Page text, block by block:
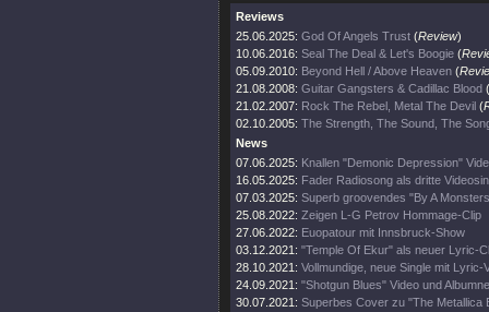
Reviews
25.06.2025: God Of Angels Trust (Review)
10.06.2016: Seal The Deal & Let's Boogie (
05.09.2010: Beyond Hell / Above Heaven (
21.08.2008: Guitar Gangsters & Cadillac Blood (
21.02.2007: Rock The Rebel, Metal The Devil (
02.10.2005: The Strength, The Sound, The
News
07.06.2025: Knallen "Demonic Depression"
16.05.2025: Fader Radiosong als dritte
07.03.2025: Superb groovendes "By A
25.08.2022: Zeigen L-G Petrov Hommage-Clip
27.06.2022: Euopatour mit Innsbruck-Show
03.12.2021: "Temple Of Ekur" als neuer Lyric-
28.10.2021: Vollmundige, neue Single mit Lyric-
24.09.2021: "Shotgun Blues" Video und
30.07.2021: Superbes Cover zu "The Metallica